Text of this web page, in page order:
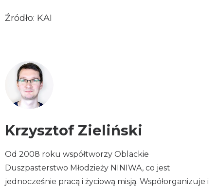
Źródło: KAI
Krzysztof Zieliński
Od 2008 roku współtworzy Oblackie
Duszpasterstwo Młodzieży NINIWA, co jest
jednocześnie pracą i życiową misją. Współorganizuje i